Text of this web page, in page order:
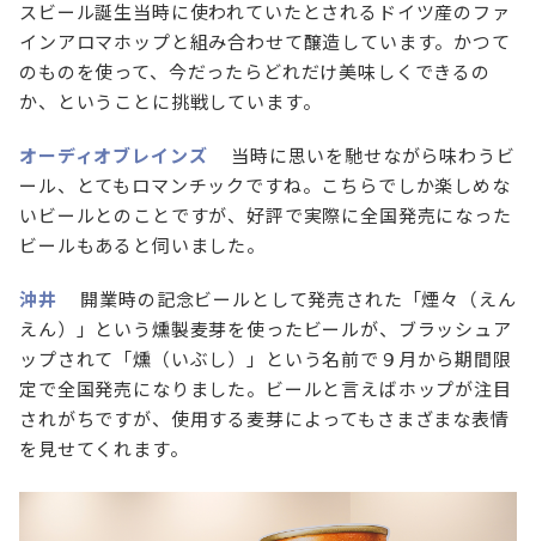
スビール誕生当時に使われていたとされるドイツ産のファ
インアロマホップと組み合わせて醸造しています。かつて
のものを使って、今だったらどれだけ美味しくできるの
か、ということに挑戦しています。
オーディオブレインズ
当時に思いを馳せながら味わうビ
ール、とてもロマンチックですね。こちらでしか楽しめな
いビールとのことですが、好評で実際に全国発売になった
ビールもあると伺いました。
沖井
開業時の記念ビールとして発売された「煙々（えん
えん）」という燻製麦芽を使ったビールが、ブラッシュア
ップされて「燻（いぶし）」という名前で９月から期間限
定で全国発売になりました。ビールと言えばホップが注目
されがちですが、使用する麦芽によってもさまざまな表情
を見せてくれます。